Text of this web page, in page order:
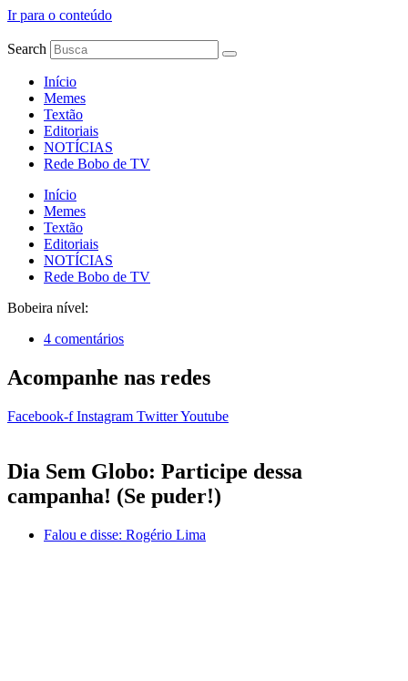
Ir para o conteúdo
Search
Início
Memes
Textão
Editoriais
NOTÍCIAS
Rede Bobo de TV
Início
Memes
Textão
Editoriais
NOTÍCIAS
Rede Bobo de TV
Bobeira nível:
4 comentários
Acompanhe nas redes
Facebook-f Instagram TwitterYoutube
Dia Sem Globo: Participe dessa
campanha! (Se puder!)
Falou e disse: Rogério Lima